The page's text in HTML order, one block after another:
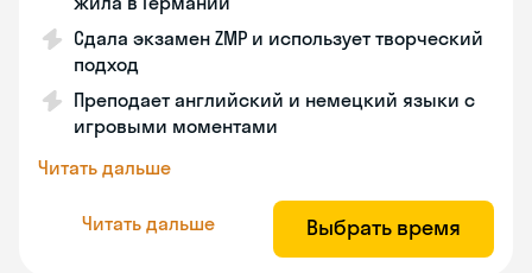
Сдала экзамен ZMP и использует творческий
подход
Преподает английский и немецкий языки с
игровыми моментами
Читать дальше
Читать дальше Выбрать время